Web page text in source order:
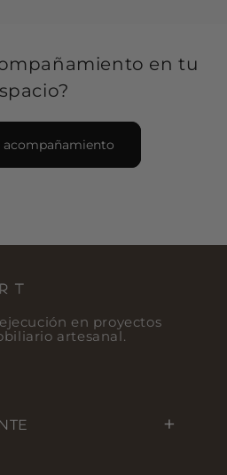
en tu
acompañamiento
en proyectos
artesanal.